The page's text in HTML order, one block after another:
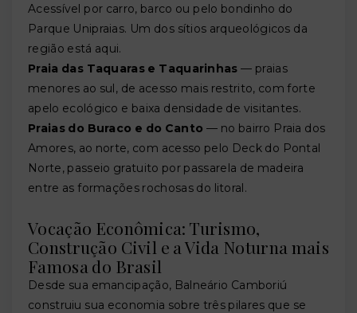
Acessível por carro, barco ou pelo bondinho do
Parque Unipraias. Um dos sítios arqueológicos da
região está aqui.
Praia das Taquaras e Taquarinhas — praias
menores ao sul, de acesso mais restrito, com forte
apelo ecológico e baixa densidade de visitantes.
Praias do Buraco e do Canto — no bairro Praia dos
Amores, ao norte, com acesso pelo Deck do Pontal
Norte, passeio gratuito por passarela de madeira
entre as formações rochosas do litoral.
Vocação Econômica: Turismo,
Construção Civil e a Vida Noturna mais
Famosa do Brasil
Desde sua emancipação, Balneário Camboriú
construiu sua economia sobre três pilares que se